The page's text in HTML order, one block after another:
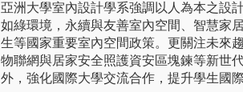
亞洲大學室內設計學系強調以人為本之設
如綠環境，永續與友善室內空間、智慧家
生等國家重要室內空間政策。更關注未來
物聯網與居家安全照護資安區塊鍊等新世
外，強化國際大學交流合作，提升學生國際